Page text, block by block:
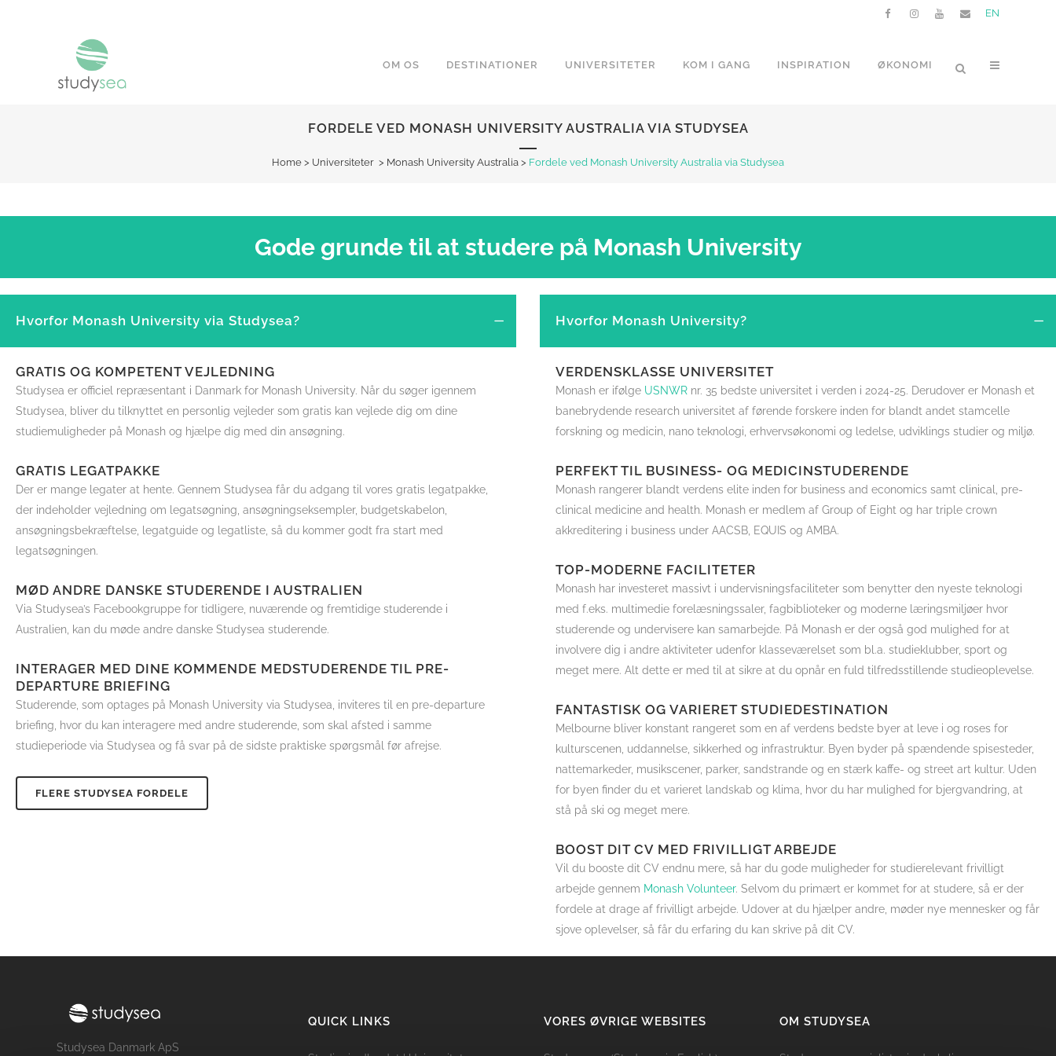
EN
OM OS DESTINATIONER UNIVERSITETER KOM I GANG INSPIRATION ØKONOMI
FORDELE VED MONASH UNIVERSITY AUSTRALIA VIA STUDYSEA
Home > Universiteter > Monash University Australia > Fordele ved Monash University Australia via Studysea
Gode grunde til at studere på Monash University
Hvorfor Monash University via Studysea?
GRATIS OG KOMPETENT VEJLEDNING
Studysea er officiel repræsentant i Danmark for Monash University. Når du søger igennem
Studysea, bliver du tilknyttet en personlig vejleder som gratis kan vejlede dig om dine
studiemuligheder på Monash og hjælpe dig med din ansøgning.
GRATIS LEGATPAKKE
Der er mange legater at hente. Gennem Studysea får du adgang til vores gratis legatpakke,
der indeholder vejledning om legatsøgning, ansøgningseksempler, budgetskabelon,
ansøgningsbekræftelse, legatguide og legatliste, så du kommer godt fra start med
legatsøgningen.
MØD ANDRE DANSKE STUDERENDE I AUSTRALIEN
Via Studysea’s Facebookgruppe for tidligere, nuværende og fremtidige studerende i
Australien, kan du møde andre danske Studysea studerende.
INTERAGER MED DINE KOMMENDE MEDSTUDERENDE TIL PRE-
DEPARTURE BRIEFING
Studerende, som optages på Monash University via Studysea, inviteres til en pre-departure
briefing, hvor du kan interagere med andre studerende, som skal afsted i samme
studieperiode via Studysea og få svar på de sidste praktiske spørgsmål før afrejse.
FLERE STUDYSEA FORDELE
Hvorfor Monash University?
VERDENSKLASSE UNIVERSITET
Monash er ifølge USNWR nr. 35 bedste universitet i verden i 2024-25. Derudover er Monash et
banebrydende research universitet af førende forskere inden for blandt andet stamcelle
forskning og medicin, nano teknologi, erhvervsøkonomi og ledelse, udviklings studier og miljø.
PERFEKT TIL BUSINESS- OG MEDICINSTUDERENDE
Monash rangerer blandt verdens elite inden for business and economics samt clinical, pre-
clinical medicine and health. Monash er medlem af Group of Eight og har triple crown
akkreditering i business under AACSB, EQUIS og AMBA.
TOP-MODERNE FACILITETER
Monash har investeret massivt i undervisningsfaciliteter som benytter den nyeste teknologi
med f.eks. multimedie forelæsningssaler, fagbiblioteker og moderne læringsmiljøer hvor
studerende og undervisere kan samarbejde. På Monash er der også god mulighed for at
involvere dig i andre aktiviteter udenfor klasseværelset som bl.a. studieklubber, sport og
meget mere. Alt dette er med til at sikre at du opnår en fuld tilfredsstillende studieoplevelse.
FANTASTISK OG VARIERET STUDIEDESTINATION
Melbourne bliver konstant rangeret som en af verdens bedste byer at leve i og roses for
kulturscenen, uddannelse, sikkerhed og infrastruktur. Byen byder på spændende spisesteder,
nattemarkeder, musikscener, parker, sandstrande og en stærk kaffe- og street art kultur. Uden
for byen finder du et varieret landskab og klima, hvor du har mulighed for bjergvandring, at
stå på ski og meget mere.
BOOST DIT CV MED FRIVILLIGT ARBEJDE
Vil du booste dit CV endnu mere, så har du gode muligheder for studierelevant frivilligt
arbejde gennem Monash Volunteer. Selvom du primært er kommet for at studere, så er der
fordele at drage af frivilligt arbejde. Udover at du hjælper andre, møder nye mennesker og får
sjove oplevelser, så får du erfaring du kan skrive på dit CV.
Studysea Danmark ApS
QUICK LINKS VORES ØVRIGE WEBSITES OM STUDYSEA